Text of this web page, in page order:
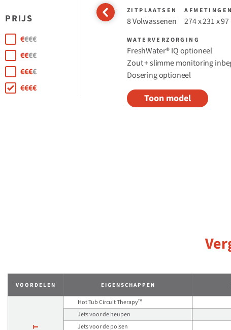
PRIJS
Price Range
€€€€
€€€€
€€€€
€€€€
ZITPLAATSEN
8 Volwassenen
AFMETINGEN
274 x 231 x
WATERVERZORGING
FreshWater® IQ optioneel ​
Zout + slimme monitoring
Dosering optioneel
Toon model
VOORDELEN EIGENSCHAPPEN
Hot Tub Circuit Therapy™
Jets voor de heupen
Jets voor de polsen